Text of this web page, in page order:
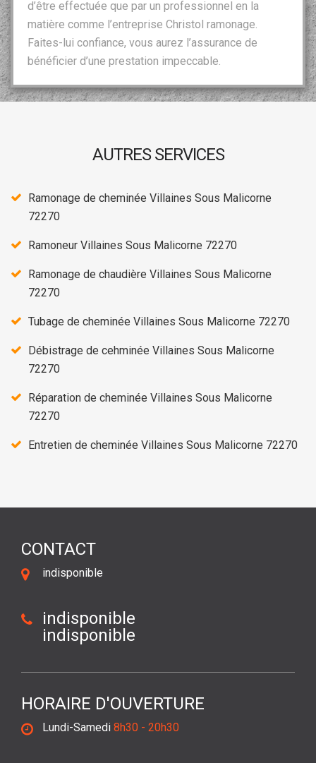
d’être effectuée que par un professionnel en la
matière comme l’entreprise Christol ramonage.
Faites-lui confiance, vous aurez l’assurance de
bénéficier d’une prestation impeccable.
AUTRES SERVICES
Ramonage de cheminée Villaines Sous Malicorne
72270
Ramoneur Villaines Sous Malicorne 72270
Ramonage de chaudière Villaines Sous Malicorne
72270
Tubage de cheminée Villaines Sous Malicorne 72270
Débistrage de cehminée Villaines Sous Malicorne
72270
Réparation de cheminée Villaines Sous Malicorne
72270
Entretien de cheminée Villaines Sous Malicorne 72270
CONTACT
indisponible
indisponible
indisponible
HORAIRE D'OUVERTURE
Lundi-Samedi 8h30 - 20h30